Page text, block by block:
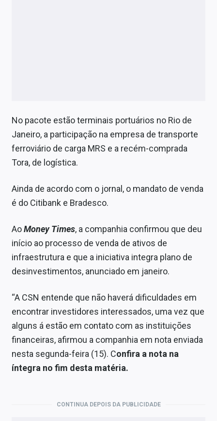
Marketing
Tecnologia
Conteúdo de Marca
Sobre
Contato
No pacote estão terminais portuários no Rio de
Janeiro, a participação na empresa de transporte
ferroviário de carga MRS e a recém-comprada
Tora, de logística.
Ainda de acordo com o jornal, o mandato de venda
é do Citibank e Bradesco.
AoMoney Times, a companhia confirmou que deu
início ao processo de venda de ativos de
infraestrutura e que a iniciativa integra plano de
desinvestimentos, anunciado em janeiro.
“A CSN entende que não haverá dificuldades em
encontrar investidores interessados, uma vez que
alguns á estão em contato com as instituições
financeiras, afirmou a companhia em nota enviada
nesta segunda-feira (15). Confira a nota na
íntegra no fim desta matéria.
CONTINUA DEPOIS DA PUBLICIDADE